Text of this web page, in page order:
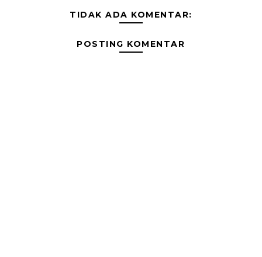
TIDAK ADA KOMENTAR:
POSTING KOMENTAR